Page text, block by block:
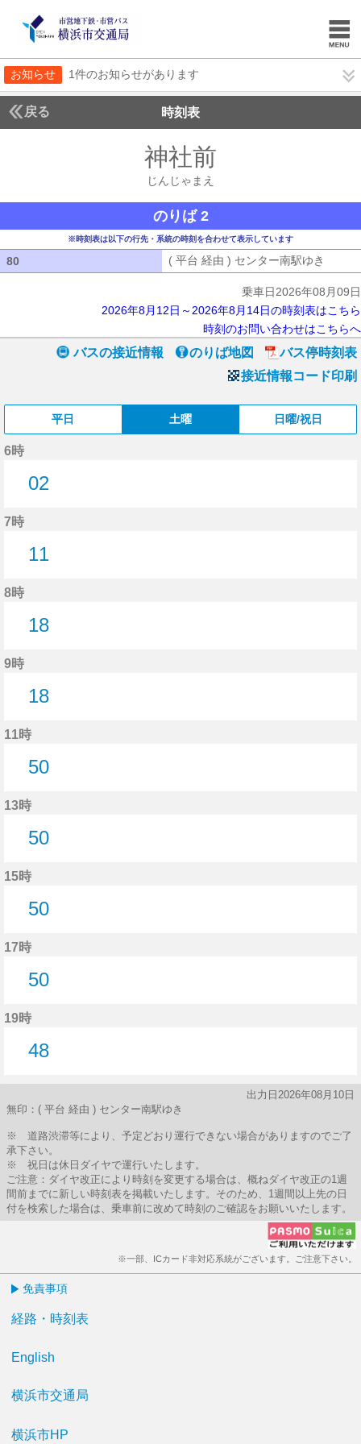
お知らせ 1件のお知らせがあります
戻る 時刻表
神社前
じんじゃまえ
のりば 2
※時刻表は以下の行先・系統の時刻を合わせて表示しています
80 ( 平台 経由 ) センター南駅ゆき
乗車日2026年08月09日
2026年8月12日～2026年8月14日の時刻表はこちら
時刻のお問い合わせはこちらへ
バスの接近情報 のりば地図
バス停時刻表
接近情報コード印刷
平日 土曜 日曜/祝日
6時
02
7時
11
8時
18
9時
18
11時
50
13時
50
15時
50
17時
50
19時
48
出力日2026年08月10日
無印：( 平台 経由 ) センター南駅ゆき
※ 道路渋滞等により、予定どおり運行できない場合がありますのでご了
承下さい。
※ 祝日は休日ダイヤで運行いたします。
ご注意：ダイヤ改正により時刻を変更する場合は、概ねダイヤ改正の1週
間前までに新しい時刻表を掲載いたします。そのため、1週間以上先の日
付を検索した場合は、乗車前に改めて時刻のご確認をお願いいたします。
※一部、ICカード非対応系統がございます。ご注意下さい。
免責事項
経路・時刻表
English
横浜市交通局
横浜市HP